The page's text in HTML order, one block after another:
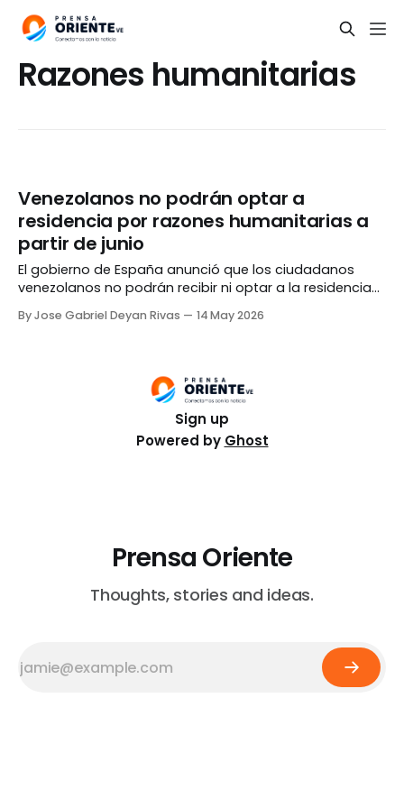
Razones humanitarias
Venezolanos no podrán optar a
residencia por razones humanitarias a
partir de junio
El gobierno de España anunció que los ciudadanos
venezolanos no podrán recibir ni optar a la residencia
próximo 12 de junio, mismo día en que entrará en vigor
By Jose Gabriel Deyan Rivas 14 May 2026
Sign up
Powered by Ghost
Prensa Oriente
Thoughts, stories and ideas.